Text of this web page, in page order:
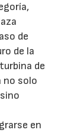
de
de la
de
no solo
en